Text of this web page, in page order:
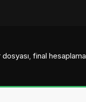
, final hesaplama